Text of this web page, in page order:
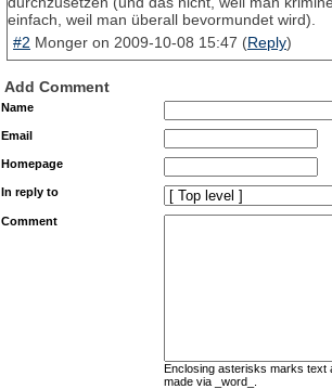
einfach, weil man überall bevormundet wird).
#2 Monger on 2009-10-08 15:47 (Reply)
Add Comment
Name
Email
Homepage
In reply to
Comment
Enclosing asterisks marks text
made via _word_.